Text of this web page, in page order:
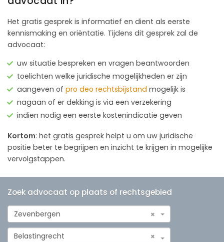
Het gratis gesprek is informatief en dient als eerste
kennismaking en oriëntatie. Tijdens dit gesprek zal de
advocaat:
uw situatie bespreken en vragen beantwoorden
toelichten welke juridische mogelijkheden er zijn
aangeven of pro deo rechtsbijstand mogelijk is
nagaan of er dekking is via een verzekering
indien nodig een eerste kostenindicatie geven
Kortom: het gratis gesprek helpt u om uw juridische
positie beter te begrijpen en inzicht te krijgen in mogelijke
vervolgstappen.
Zoek advocaat op plaats of rechtsgebied
×
Zevenbergen
×
Belastingrecht